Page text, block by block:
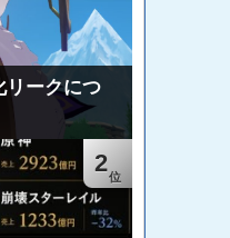
リークにつ
2